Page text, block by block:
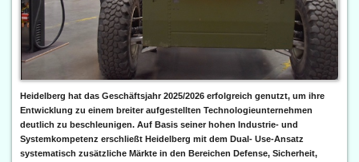
Heidelberg hat das Geschäftsjahr 2025/2026 erfolgreich genutzt, um ihre
Entwicklung zu einem breiter aufgestellten Technologieunternehmen
deutlich zu beschleunigen. Auf Basis seiner hohen Industrie- und
Systemkompetenz erschließt Heidelberg mit dem Dual- Use-Ansatz
systematisch zusätzliche Märkte in den Bereichen Defense, Sicherheit,